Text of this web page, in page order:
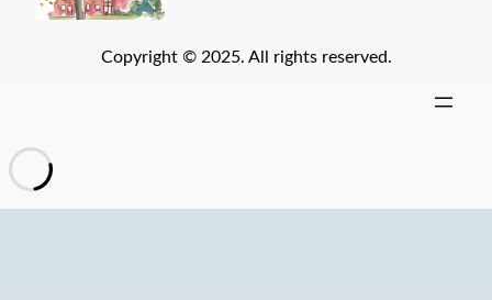
Copyright © 2025. All rights reserved.